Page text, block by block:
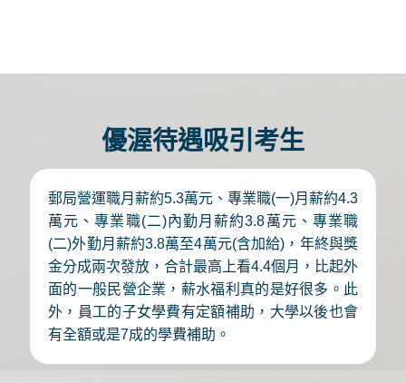
優渥待遇吸引考生
郵局營運職月薪約5.3萬元、專業職(一)月薪約4.3
萬元、專業職(二)內勤月薪約3.8萬元、專業職
(二)外勤月薪約3.8萬至4萬元(含加給)，年終與獎
金分成兩次發放，合計最高上看4.4個月，比起外
面的一般民營企業，薪水福利真的是好很多。此
外，員工的子女學費有定額補助，大學以後也會
有全額或是7成的學費補助。